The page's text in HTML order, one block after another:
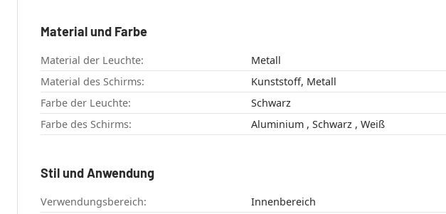
Material und Farbe
Material der Leuchte:
Metall
Material des Schirms:
Kunststoff, Metall
Farbe der Leuchte:
Schwarz
Farbe des Schirms:
Aluminium , Schwarz , Weiß
Stil und Anwendung
Verwendungsbereich:
Innenbereich